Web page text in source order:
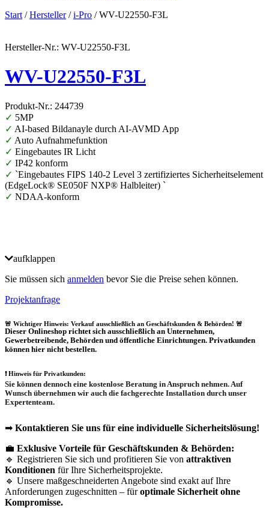
Start /Hersteller/i-Pro / WV-U22550-F3L
Hersteller-Nr.: WV-U22550-F3L
WV-U22550-F3L
Produkt-Nr.: 244739
✓ 5MP
✓ AI-based Bildanayle durch AI-AVMD App
✓ Auto Aufnahmefunktion
✓ Eingebautes IR Licht
✓ IP42 konform
✓ `Eingebautes FIPS 140-2 Level 3 zertifiziertes Sicherheitselement
(EdgeLock® SE050F NXP® Halbleiter) `
✓ NDAA-konform
aufklappen
Sie müssen sich anmelden bevor Sie die Preise sehen können.
Projektanfrage
🚨 Wichtiger Hinweis: Verkauf ausschließlich an Geschäftskunden & Behörden! 🚨
Dieser Onlineshop richtet sich ausschließlich an Unternehmen,
Gewerbetreibende, Behörden und öffentliche Einrichtungen. Privatkunden
können hier nicht bestellen.
❗Hinweis für Privatkunden:
Sie können dennoch eine kostenlose Beratung in Anspruch nehmen. Auf
Wunsch übernehmen wir auch die fachgerechte Installation durch unser
Expertenteam.
➡ Kontaktieren Sie uns für eine individuelle Sicherheitslösung!
💼 Exklusive Vorteile für Geschäftskunden & Behörden:
🔹 Registrieren Sie sich und profitieren Sie von attraktiven
Konditionen für Ihre Sicherheitsprojekte.
🔹 Unsere maßgeschneiderten Angebote sind exakt auf Ihre
Anforderungen zugeschnitten – füroptimale Sicherheit ohne
Kompromisse.